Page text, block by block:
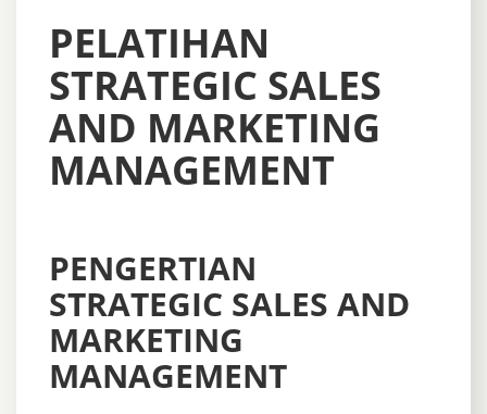
PELATIHAN
STRATEGIC SALES
AND MARKETING
MANAGEMENT
PENGERTIAN
STRATEGIC SALES AND
MARKETING
MANAGEMENT